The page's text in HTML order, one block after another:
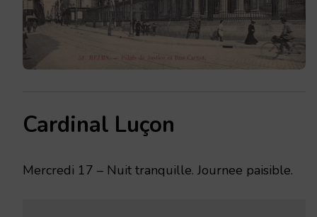
Cardinal Luçon
Mercredi 17 – Nuit tranquille. Journee paisible.